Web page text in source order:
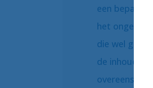
een
het
die wel
de inhoud